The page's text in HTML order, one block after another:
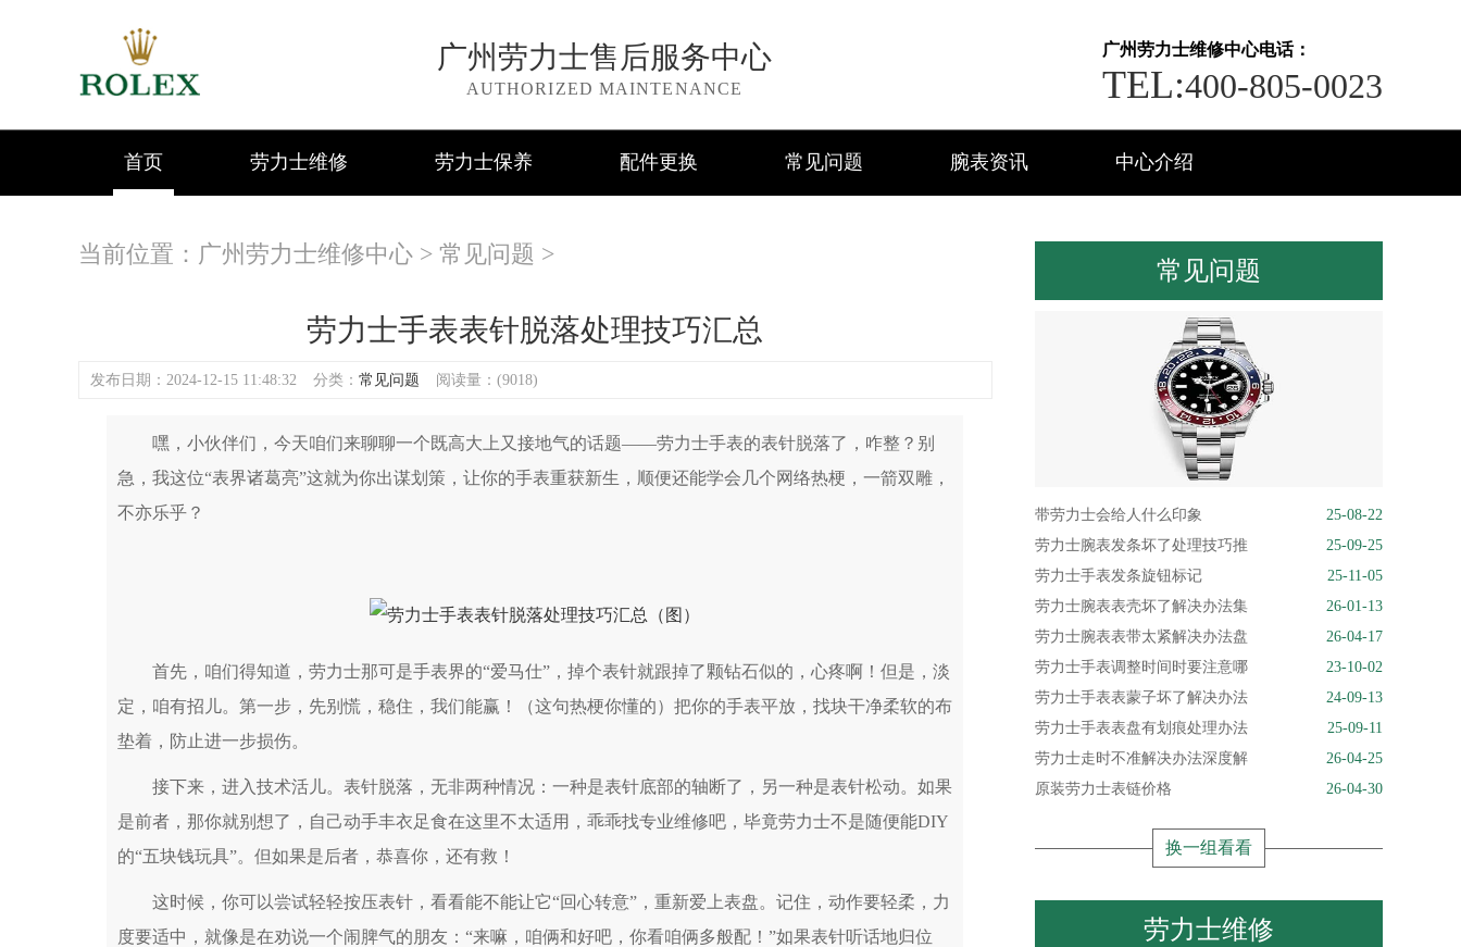
广州劳力士售后服务中心
AUTHORIZED MAINTENANCE
广州劳力士维修中心电话：
TEL:400-805-0023
首页 劳力士维修 劳力士保养 配件更换 常见问题 腕表资讯 中心介绍
当前位置： 广州劳力士维修中心 > 常见问题 >
劳力士手表表针脱落处理技巧汇总
发布日期：2024-12-15 11:48:32 分类： 常见问题 阅读量：(9018)
嘿，小伙伴们，今天咱们来聊聊一个既高大上又接地气的话题——劳力士手表的表针脱落了，咋整？别
急，我这位“表界诸葛亮”这就为你出谋划策，让你的手表重获新生，顺便还能学会几个网络热梗，一箭双雕，
不亦乐乎？
首先，咱们得知道，劳力士那可是手表界的“爱马仕”，掉个表针就跟掉了颗钻石似的，心疼啊！但是，淡
定，咱有招儿。第一步，先别慌，稳住，我们能赢！（这句热梗你懂的）把你的手表平放，找块干净柔软的布
垫着，防止进一步损伤。
接下来，进入技术活儿。表针脱落，无非两种情况：一种是表针底部的轴断了，另一种是表针松动。如果
是前者，那你就别想了，自己动手丰衣足食在这里不太适用，乖乖找专业维修吧，毕竟劳力士不是随便能DIY
的“五块钱玩具”。但如果是后者，恭喜你，还有救！
这时候，你可以尝试轻轻按压表针，看看能不能让它“回心转意”，重新爱上表盘。记住，动作要轻柔，力
度要适中，就像是在劝说一个闹脾气的朋友：“来嘛，咱俩和好吧，你看咱俩多般配！”如果表针听话地归位
常见问题
带劳力士会给人什么印象
25-08-22
劳力士腕表发条坏了处理技巧推
25-09-25
劳力士手表发条旋钮标记
25-11-05
劳力士腕表表壳坏了解决办法集
26-01-13
劳力士腕表表带太紧解决办法盘
26-04-17
劳力士手表调整时间时要注意哪
23-10-02
劳力士手表表蒙子坏了解决办法
24-09-13
劳力士手表表盘有划痕处理办法
25-09-11
劳力士走时不准解决办法深度解
26-04-25
原装劳力士表链价格
26-04-30
换一组看看
劳力士维修